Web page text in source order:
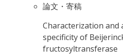
論文・寄稿
Characterization
specificity of
fructosyltransferase